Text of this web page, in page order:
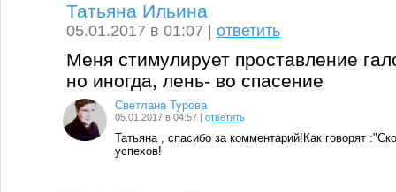
Татьяна Ильина
05.01.2017 в 01:07 |ответить
Меня стимулирует проставление
но иногда, лень- во спасение
Светлана Турова
05.01.2017 в 04:57 | ответить
Татьяна , спасибо за комментарий!Как говорят
успехов!